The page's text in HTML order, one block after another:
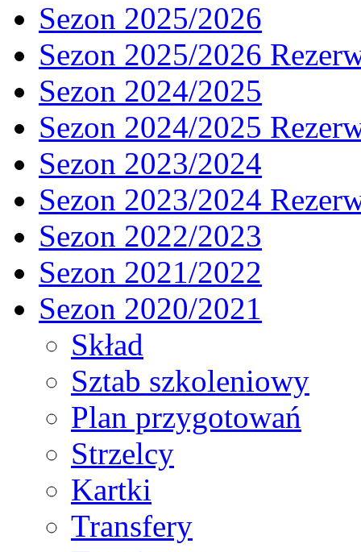
Sezon 2025/2026
Sezon 2025/2026
Sezon 2024/2025
Sezon 2024/2025
Sezon 2023/2024
Sezon 2023/2024
Sezon 2022/2023
Sezon 2021/2022
Sezon 2020/2021
Skład
Sztab szkoleniowy
Plan przygotowań
Strzelcy
Kartki
Transfery